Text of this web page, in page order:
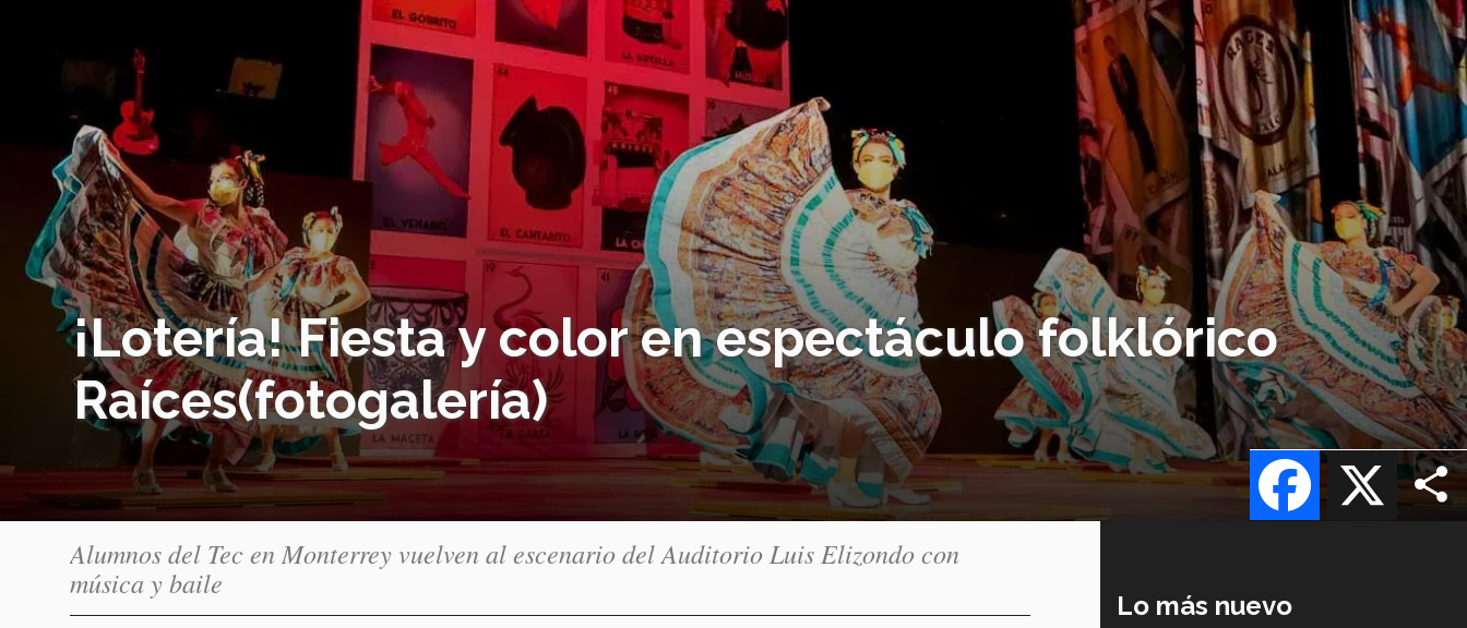
¡Lotería! Fiesta y color en espectáculo folklórico
Raíces(fotogalería)
X
Facebook
Alumnos del Tec en Monterrey vuelven al escenario del Auditorio Luis Elizondo con
música y baile
Lo más nuevo